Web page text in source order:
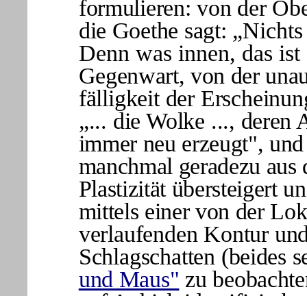
formulieren: von der
die Goethe sagt:
Denn was innen, das
Gegenwart, von der
fälligkeit der
„... die Wolke ..., deren
immer neu erzeugt",
manchmal geradezu aus
Plastizität übersteigert
mittels einer von der
verlaufenden Kontur
Schlagschatten (beides
und Maus" zu